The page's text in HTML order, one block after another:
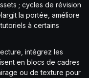
; cycles de révision
la portée, améliore
à certains
intégrez les
en blocs de cadres
ou de texture pour